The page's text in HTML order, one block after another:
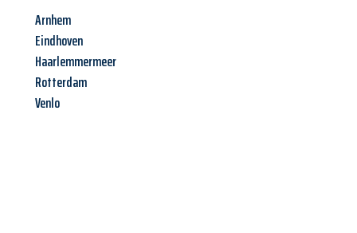
Arnhem
Eindhoven
Haarlemmermeer
Rotterdam
Venlo